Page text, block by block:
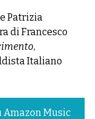
Patrizia
di Francesco
,
Italiano
Amazon Music